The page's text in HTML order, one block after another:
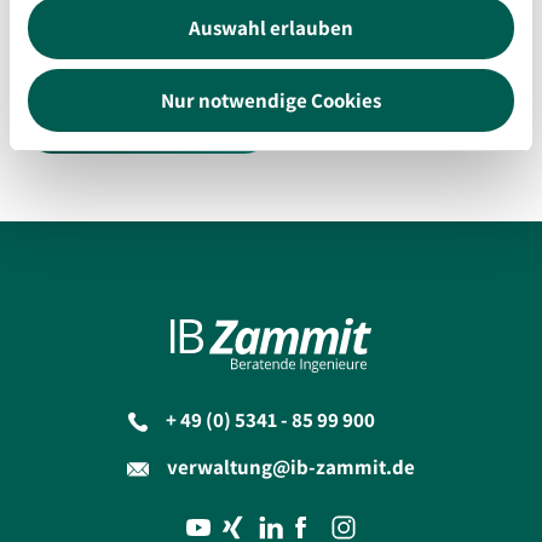
Auswahl erlauben
Nur notwendige Cookies
arbeiten?
Schreiben Sie uns.
+ 49 (0) 5341 - 85 99 900
verwaltung@ib-zammit.de